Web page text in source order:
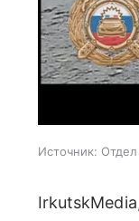
Источник: